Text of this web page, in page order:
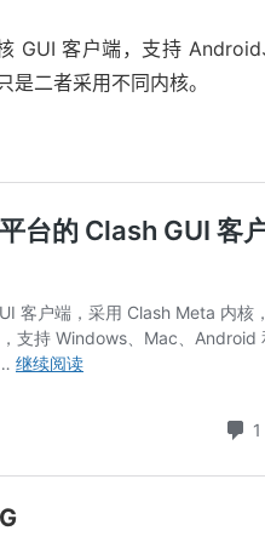
GUI 客户端，支持
二者采用不同内核。